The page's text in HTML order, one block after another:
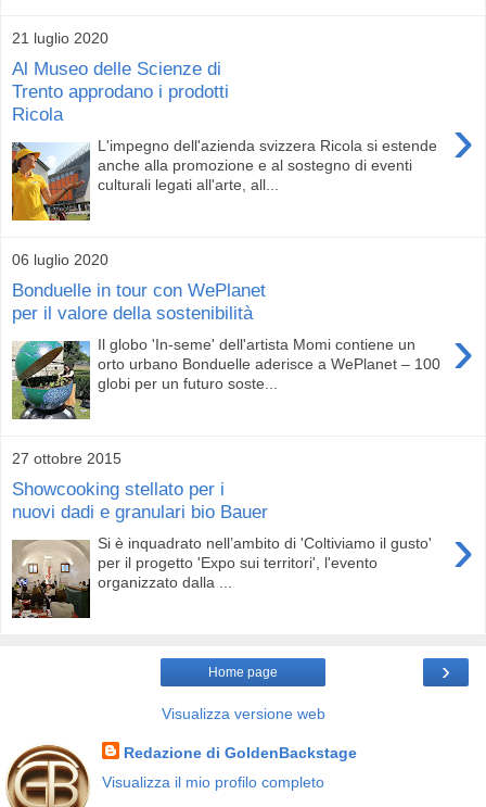
21 luglio 2020
Al Museo delle Scienze di
Trento approdano i prodotti
Ricola
›
L'impegno dell'azienda svizzera Ricola si estende
anche alla promozione e al sostegno di eventi
culturali legati all'arte, all...
06 luglio 2020
Bonduelle in tour con WePlanet
per il valore della sostenibilità
›
Il globo 'In-seme' dell'artista Momi contiene un
orto urbano Bonduelle aderisce a WePlanet – 100
globi per un futuro soste...
27 ottobre 2015
Showcooking stellato per i
nuovi dadi e granulari bio Bauer
›
Si è inquadrato nell’ambito di 'Coltiviamo il gusto'
per il progetto 'Expo sui territori', l'evento
organizzato dalla ...
›
Home page
Visualizza versione web
Redazione di GoldenBackstage
Visualizza il mio profilo completo